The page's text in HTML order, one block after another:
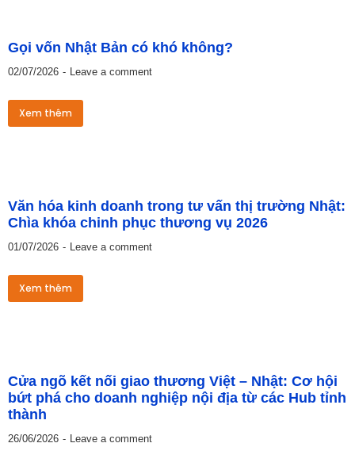
Gọi vốn Nhật Bản có khó không?
02/07/2026 Leave a comment
Xem thêm
Văn hóa kinh doanh trong tư vấn thị trường Nhật:
Chìa khóa chinh phục thương vụ 2026
01/07/2026 Leave a comment
Xem thêm
Cửa ngõ kết nối giao thương Việt – Nhật: Cơ hội
bứt phá cho doanh nghiệp nội địa từ các Hub tỉnh
thành
26/06/2026 Leave a comment